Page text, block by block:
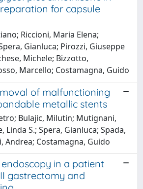
for capsule
Riccioni, Maria Elena;
Gianluca; Pirozzi, Giuseppe
Michele; Bizzotto,
Marcello; Costamagna, Guido
of malfunctioning
metallic stents
Bulajic, Milutin; Mutignani,
Linda S.; Spera, Gianluca; Spada,
Andrea; Costamagna, Guido
in a patient
gastrectomy and